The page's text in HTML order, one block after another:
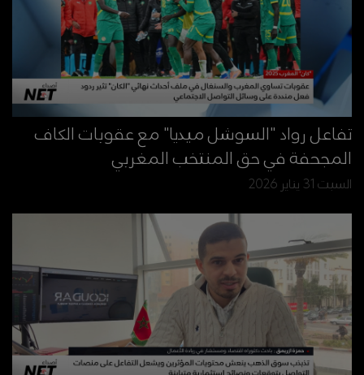
تفاعل رواد "السوشل ميديا" مع عقوبات الكاف
المجحفة في حق المنتخب المغربي
السبت 31 يناير 2026